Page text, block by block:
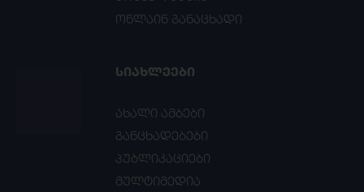
ონლაინ განაცხადი
ᲡᲘᲐᲮᲚᲔᲔᲑᲘ
ახალი ამბები
განცხადებები
პუბლიკაციები
მულტიმედია